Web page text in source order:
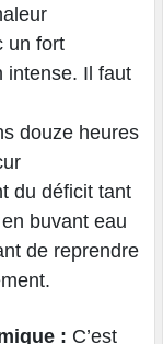
un fort
intense. Il faut
douze heures
du déficit tant
buvant eau
de reprendre
: C’est